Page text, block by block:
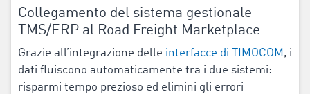
Collegamento del sistema gestionale
TMS/ERP al Road Freight Marketplace
Grazie all’integrazione delle interfacce di TIMOCOM , i
dati fluiscono automaticamente tra i due sistemi:
risparmi tempo prezioso ed elimini gli errori